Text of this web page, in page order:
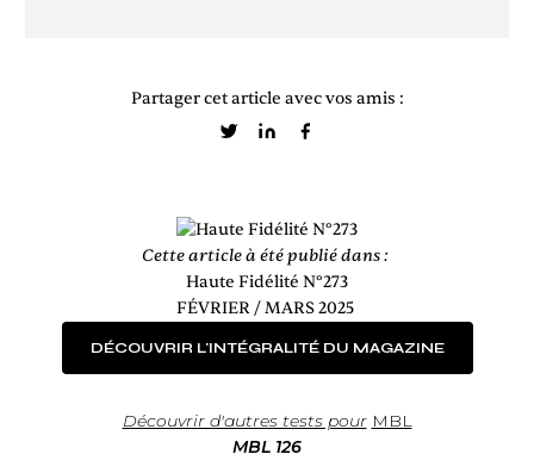
Partager cet article avec vos amis :
Cette article à été publié dans :
Haute Fidélité N°273
FÉVRIER / MARS 2025
DÉCOUVRIR L'INTÉGRALITÉ DU MAGAZINE
Découvrir d'autres tests pour MBL
MBL 126